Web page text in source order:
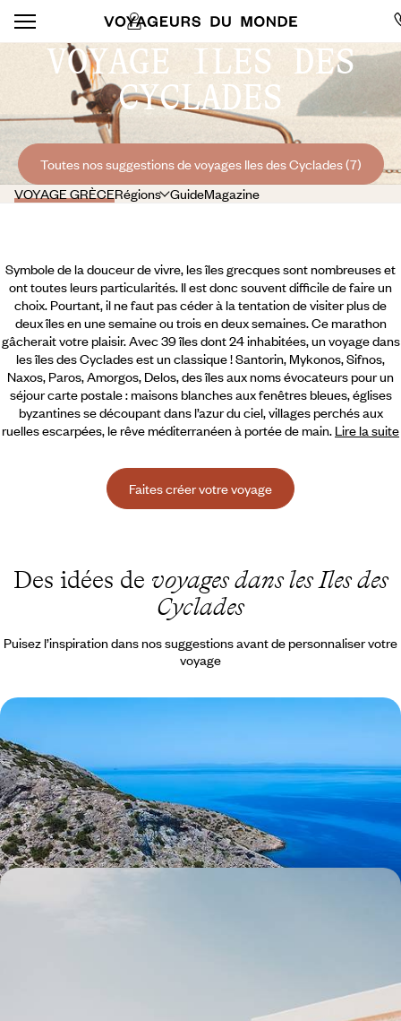
VOYAGE ILES DES
CYCLADES
Toutes nos suggestions de voyages Iles des Cyclades (7)
VOYAGE GRÈCERégions GuideMagazine
Symbole de la douceur de vivre, les îles grecques sont nombreuses et
ont toutes leurs particularités. Il est donc souvent difficile de faire un
choix. Pourtant, il ne faut pas céder à la tentation de visiter plus de
deux îles en une semaine ou trois en deux semaines. Ce marathon
gâcherait votre plaisir. Avec 39 îles dont 24 inhabitées, un voyage dans
les îles des Cyclades est un classique ! Santorin, Mykonos, Sifnos,
Naxos, Paros, Amorgos, Delos, des îles aux noms évocateurs pour un
séjour carte postale : maisons blanches aux fenêtres bleues, églises
byzantines se découpant dans l’azur du ciel, villages perchés aux
ruelles escarpées,le rêve méditerranéen à portée de main. Lire la suite
Faites créer votre voyage
Des idées de voyages dans les Iles des
Cyclades
Puisez l’inspiration dans nos suggestions avant de personnaliser votre
voyage
en famille
Prendre le large vers deux îles méconnues des Cyclades et profiter,
dans l'arrière-pays, d'une intimité précieuse
9 jours, de 3400 à 5200 $ CA